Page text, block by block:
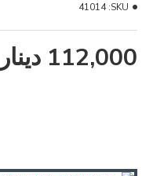
112,000 دينار عراقي
SKU:
41014